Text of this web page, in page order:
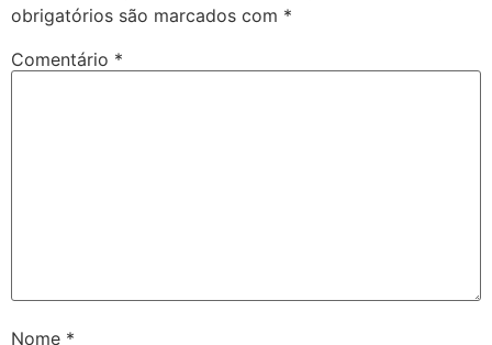
obrigatórios são marcados com *
Comentário *
Nome *